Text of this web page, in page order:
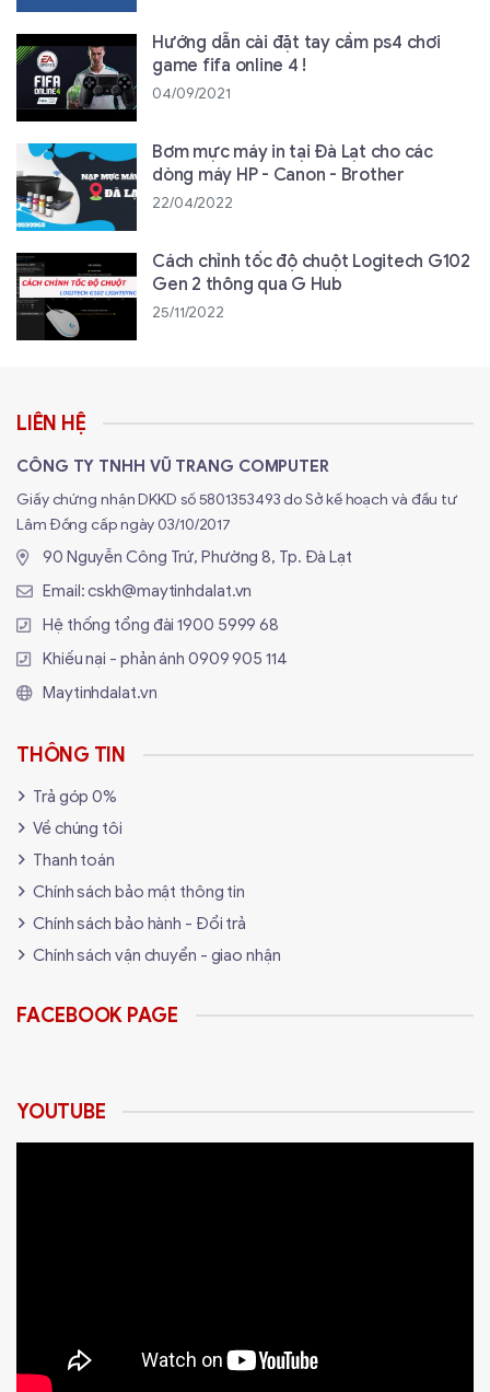
Hướng dẫn cài đặt tay cầm ps4 chơi
game fifa online 4 !
04/09/2021
Bơm mực máy in tại Đà Lạt cho các
dòng máy HP - Canon - Brother
22/04/2022
Cách chỉnh tốc độ chuột Logitech G102
Gen 2 thông qua G Hub
25/11/2022
LIÊN HỆ
CÔNG TY TNHH VŨ TRANG COMPUTER
Giấy chứng nhận DKKD số 5801353493 do Sở kế hoạch và đầu tư
Lâm Đồng cấp ngày 03/10/2017
90 Nguyễn Công Trứ, Phường 8, Tp. Đà Lạt
Email:cskh@maytinhdalat.vn
Hệ thống tổng đài1900 5999 68
Khiếu nại - phản ánh 0909 905 114
Maytinhdalat.vn
THÔNG TIN
Trả góp 0%
Về chúng tôi
Thanh toán
Chính sách bảo mật thông tin
Chính sách bảo hành - Đổi trả
Chính sách vận chuyển - giao nhận
FACEBOOK PAGE
YOUTUBE